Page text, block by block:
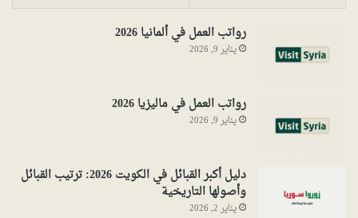
رواتب العمل في ألمانيا 2026
يناير 9, 2026
رواتب العمل في ماليزيا 2026
يناير 9, 2026
دليل أكبر القبائل في الكويت 2026: ترتيب القبائل
وأصولها التاريخية
يناير 2, 2026